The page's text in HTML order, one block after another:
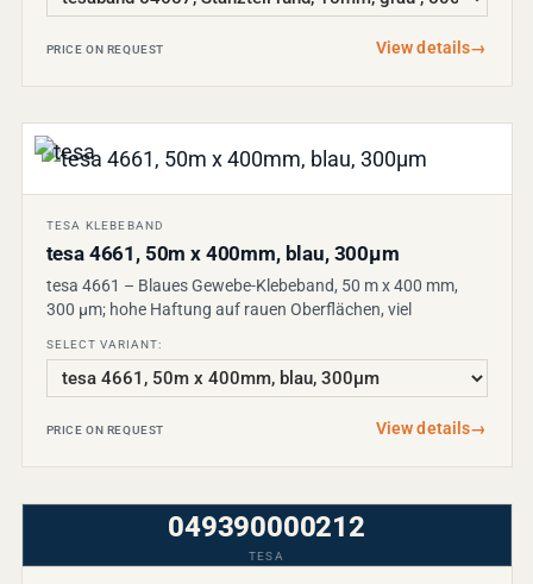
PRICE ON REQUEST View details→
TESA KLEBEBAND
tesa 4661, 50m x 400mm, blau, 300µm
tesa 4661 – Blaues Gewebe-Klebeband, 50 m x 400 mm,
300 µm; hohe Haftung auf rauen Oberflächen, viel
SELECT VARIANT:
PRICE ON REQUEST View details→
049390000212
TESA